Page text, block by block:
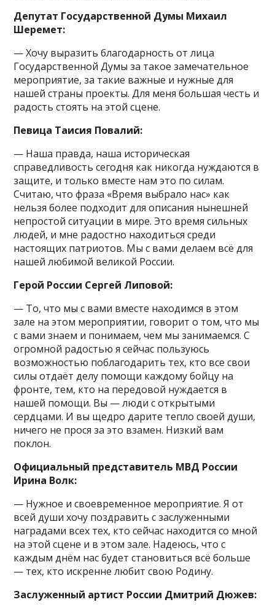
Депутат Государственной Думы Михаил
Шеремет:
— Хочу выразить благодарность от лица
Государственной Думы за такое замечательное
мероприятие, за такие важные и нужные для
нашей страны проекты. Для меня большая честь и
радость стоять на этой сцене.
Певица Таисия Повалий:
— Наша правда, наша историческая
справедливость сегодня как никогда нуждаются в
защите, и только вместе нам это по силам.
Считаю, что фраза «Время выбрало нас» как
нельзя более подходит для описания нынешней
непростой ситуации в мире. Это время сильных
людей, и мне радостно находиться среди
настоящих патриотов. Мы с вами делаем всё для
нашей любимой великой России.
Герой России Сергей Липовой:
— То, что мы с вами вместе находимся в этом
зале на этом мероприятии, говорит о том, что мы
с вами знаем и понимаем, чем мы занимаемся. С
огромной радостью я сейчас пользуюсь
возможностью поблагодарить тех, кто все свои
силы отдаёт делу помощи каждому бойцу на
фронте, тем, кто на передовой нуждается в
нашей помощи. Вы — люди с открытыми
сердцами. И вы щедро дарите тепло своей души,
ничего не прося за это взамен. Низкий вам
поклон.
Официальный представитель МВД России
Ирина Волк:
— Нужное и своевременное мероприятие. Я от
всей души хочу поздравить с заслуженными
наградами всех тех, кто сейчас находится со мной
на этой сцене и в этом зале. Надеюсь, что с
каждым днём нас будет становиться всё больше
— тех, кто искренне любит свою Родину.
Заслуженный артист России Дмитрий Дюжев: